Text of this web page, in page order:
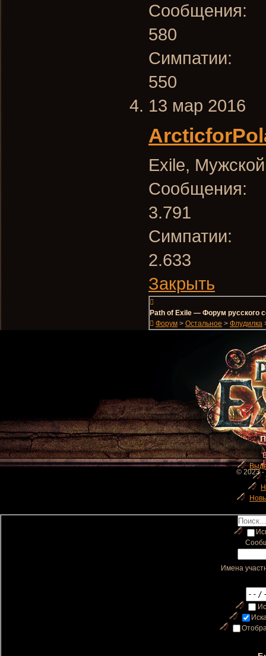
Сообщения:
580
Симпатии:
550
13 мар 2016
Exile, Мужской
Сообщения:
3.791
Симпатии:
2.633
Закрыть
Path of Exile — Форум русского
Форум > Остальное > Флудилка
Имена
© 2023 -